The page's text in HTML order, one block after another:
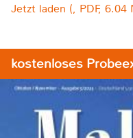
Jetzt laden (, PDF, 6.04
kostenloses